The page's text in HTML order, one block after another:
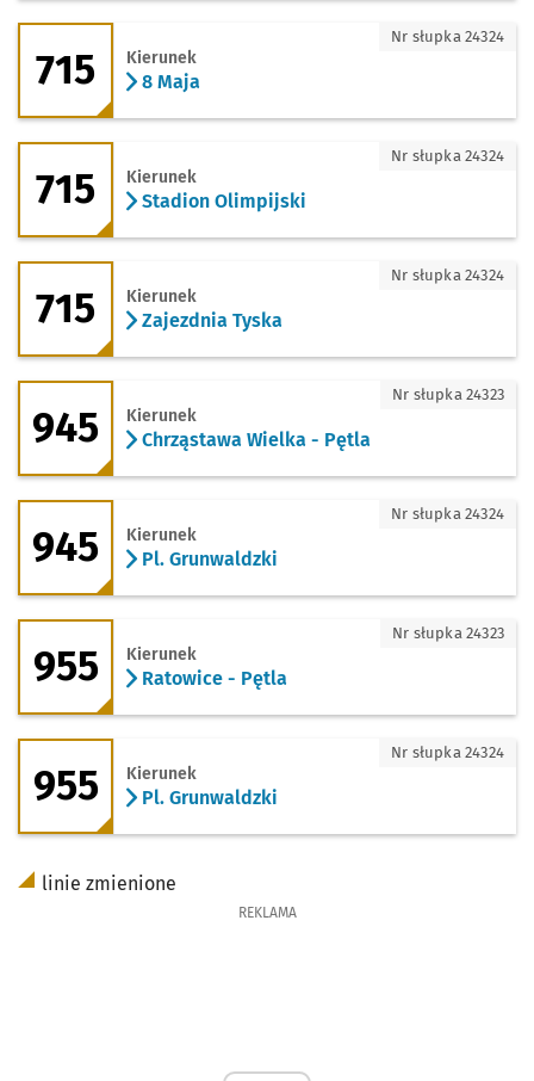
715 - kierunek 8 Maja
715 Kierunek
8 Maja
Nr słupka 24324
715 - kierunek Stadion Olimpijski
715 Kierunek
Stadion Olimpijski
Nr słupka 24324
715 - kierunek Zajezdnia Tyska
715 Kierunek
Zajezdnia Tyska
Nr słupka 24324
945 - kierunek Chrząstawa Wielka -
945 Kierunek
Chrząstawa Wielka - Pętla
Nr słupka 24323
945 - kierunek Pl. Grunwaldzki
945 Kierunek
Pl. Grunwaldzki
Nr słupka 24324
955 - kierunek Ratowice - Pętla
955 Kierunek
Ratowice - Pętla
Nr słupka 24323
955 - kierunek Pl. Grunwaldzki
955 Kierunek
Pl. Grunwaldzki
Nr słupka 24324
linie zmienione
REKLAMA